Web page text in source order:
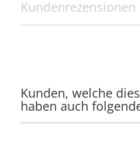
Kundenrezensionen
Kunden, welche
haben auch